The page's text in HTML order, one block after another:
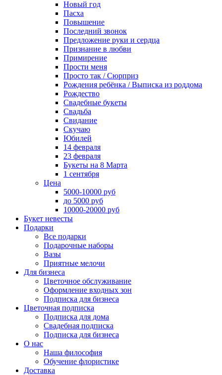
Новый год
Пасха
Повышение
Последний звонок
Предложение руки и сердца
Признание в любви
Примирение
Прости меня
Просто так / Сюрприз
Рождения ребёнка / Выписка из роддома
Рождество
Свадебные букеты
Свадьба
Свидание
Скучаю
Юбилей
14 февраля
23 февраля
Букеты на 8 Марта
1 сентября
Цена
5000-10000 руб
до 5000 руб
10000-20000 руб
Букет невесты
Подарки
Все подарки
Подарочные наборы
Вазы
Приятные мелочи
Для бизнеса
Цветочное обслуживание
Оформление входных зон
Подписка для бизнеса
Цветочная подписка
Подписка для дома
Свадебная подписка
Подписка для бизнеса
О нас
Наша философия
Обучение флористике
Доставка